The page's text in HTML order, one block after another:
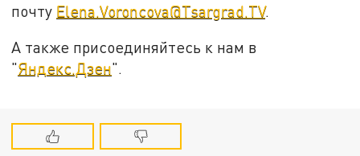
почту Elena.Voroncova@Tsargrad.TV.
А также присоединяйтесь к нам в
"Яндекс.Дзен".